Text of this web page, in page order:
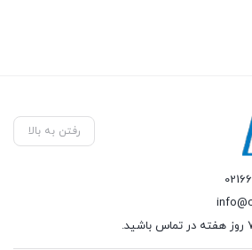
رفتن به بالا